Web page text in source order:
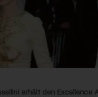
erhält den Excellence